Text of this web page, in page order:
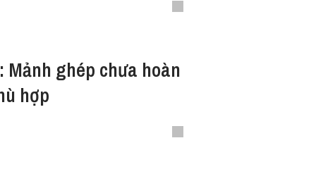
ghép chưa hoàn
hợp